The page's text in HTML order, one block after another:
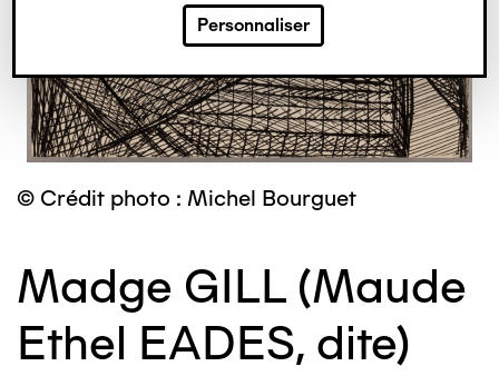
Personnaliser
© Crédit photo : Michel Bourguet
Madge GILL (Maude
Ethel EADES, dite)